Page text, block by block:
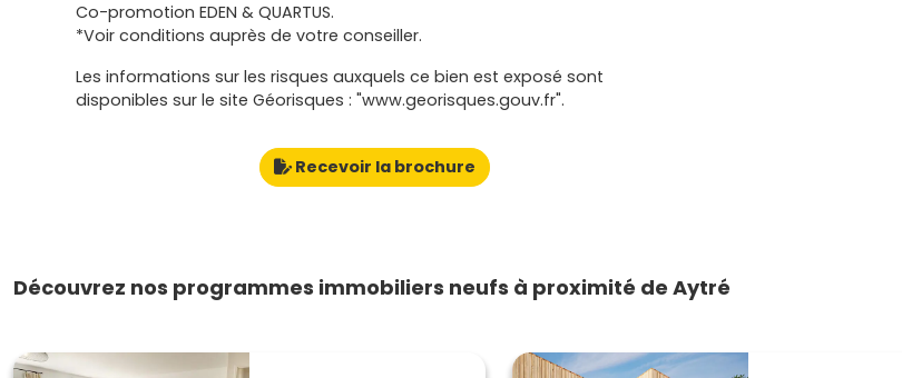
Co-promotion EDEN & QUARTUS.
*Voir conditions auprès de votre conseiller.
Les informations sur les risques auxquels ce bien est exposé sont
disponibles sur le site Géorisques : "www.georisques.gouv.fr".
Recevoir la brochure
Découvrez nos programmes immobiliers neufs à proximité de Aytré